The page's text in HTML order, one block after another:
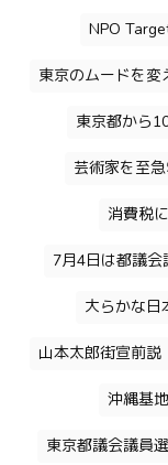
NPO
東京のムードを変
東京都から
芸術家を至
消費税
7月4日は都議会
大らかな日
山本太郎街宣前説
沖縄基
東京都議会議員